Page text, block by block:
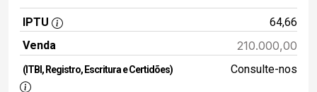
IPTU
64,66
Venda
210.000,00
(ITBI, Registro, Escritura e Certidões) Consulte-nos